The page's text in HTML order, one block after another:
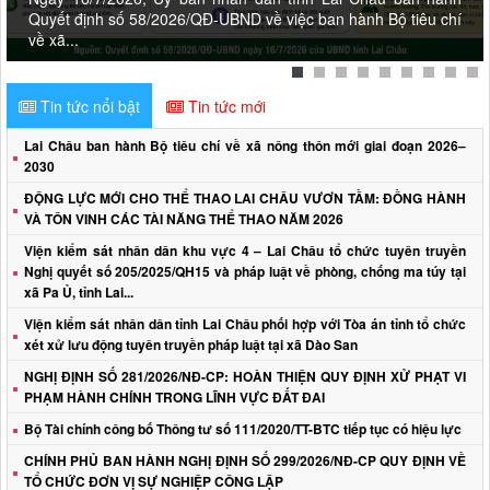
Quyết định số 58/2026/QĐ-UBND về việc ban hành Bộ tiêu chí
về xã...
Tin tức nổi bật Tin tức mới
Lai Châu ban hành Bộ tiêu chí về xã nông thôn mới giai đoạn 2026–
2030
ĐỘNG LỰC MỚI CHO THỂ THAO LAI CHÂU VƯƠN TẦM: ĐỒNG HÀNH
VÀ TÔN VINH CÁC TÀI NĂNG THỂ THAO NĂM 2026
Viện kiểm sát nhân dân khu vực 4 – Lai Châu tổ chức tuyên truyền
Nghị quyết số 205/2025/QH15 và pháp luật về phòng, chống ma túy tại
xã Pa Ủ, tỉnh Lai...
Viện kiểm sát nhân dân tỉnh Lai Châu phối hợp với Tòa án tỉnh tổ chức
xét xử lưu động tuyên truyền pháp luật tại xã Dào San
NGHỊ ĐỊNH SỐ 281/2026/NĐ-CP: HOÀN THIỆN QUY ĐỊNH XỬ PHẠT VI
PHẠM HÀNH CHÍNH TRONG LĨNH VỰC ĐẤT ĐAI
Bộ Tài chính công bố Thông tư số 111/2020/TT-BTC tiếp tục có hiệu lực
CHÍNH PHỦ BAN HÀNH NGHỊ ĐỊNH SỐ 299/2026/NĐ-CP QUY ĐỊNH VỀ
TỔ CHỨC ĐƠN VỊ SỰ NGHIỆP CÔNG LẬP